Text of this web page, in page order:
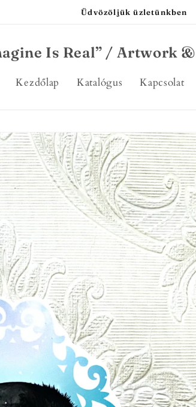
Üdvözöljük üzletünkben
Is Real” / Artwork
Kezdőlap Katalógus Kapcsolat